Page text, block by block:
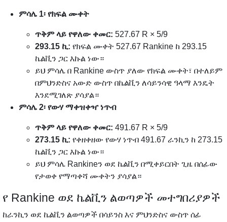
ምሳሌ 1፡ የክፍል ሙቀት
ጥቅም ላይ የዋለው ቀመር: 527.67 R × 5/9
293.15 ኪ: የክፍል ሙቀት 527.67 Rankine ከ 293.15
ኬልቪን ጋር እኩል ነው።
ይህ ምሳሌ በ Rankine ውስጥ ያለው የክፍል ሙቀት፣ በተለይም
በምህንድስና አውድ ውስጥ በኬልቪን ለሳይንሳዊ ዓላማ እንዴት
እንደሚገለጽ ያሳያል።
ምሳሌ 2፡ የውሃ ማቀዝቀዣ ነጥብ
ጥቅም ላይ የዋለው ቀመር: 491.67 R × 5/9
273.15 ኪ: የቀዘቀዘው የውሃ ነጥብ 491.67 ራንኪን ከ 273.15
ኬልቪን ጋር እኩል ነው።
ይህ ምሳሌ Rankineን ወደ ኬልቪን በሚቀይርበት ጊዜ በሰፊው
የታወቀ የማጣቀሻ ሙቀትን ያሳያል።
የ Rankine ወደ ኬልቪን ልወጣዎች መተግበሪያዎች
ከራንኪን ወደ ኬልቪን ልወጣዎች በሳይንስ እና ምህንድስና ውስጥ ሰፊ